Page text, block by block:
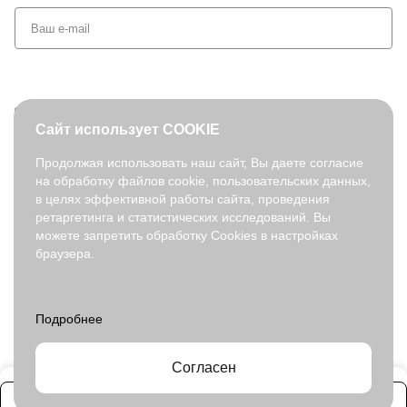
© 2026. fabretti.ru. Все права защищены
На информационном ресурсе применяются
рекомендательные
технологии .
Все ресурсы сайта fabretti.ru, включая (но не ограничиваясь)
прав на интеллектуальную собственность, защищены российским
Сайт использует COOKIE
Продолжая использовать наш сайт, Вы даете согласие
на обработку файлов cookie, пользовательских данных,
в целях эффективной работы сайта, проведения
ретаргетинга и статистических исследований. Вы
можете запретить обработку Cookies в настройках
браузера.
Согласен